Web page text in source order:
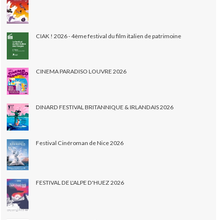
CIAK ! 2026 - 4ème festival du film italien de patrimoine
CINEMA PARADISO LOUVRE 2026
DINARD FESTIVAL BRITANNIQUE & IRLANDAIS 2026
Festival Cinéroman de Nice 2026
FESTIVAL DE L'ALPE D'HUEZ 2026